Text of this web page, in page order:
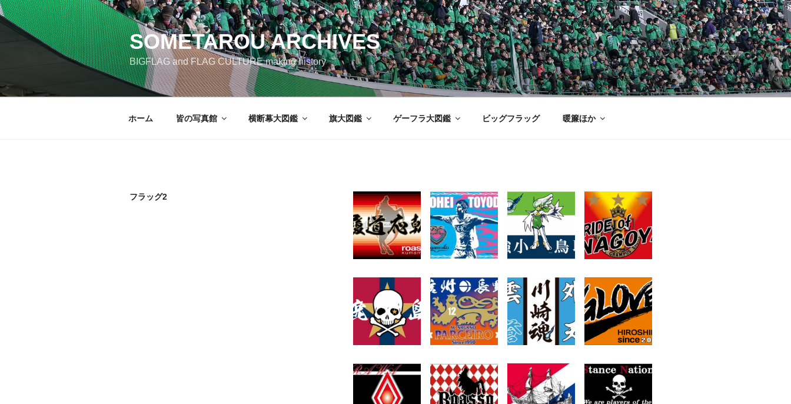
コ
ン
ス
SOMETAROU ARCHIVES
BIGFLAG and FLAG CULTURE making history
ホーム 皆の写真館 横断幕大図鑑 旗大図鑑 ゲーフラ大図鑑 ビッグフラッグ 暖簾ほか
フラッグ2